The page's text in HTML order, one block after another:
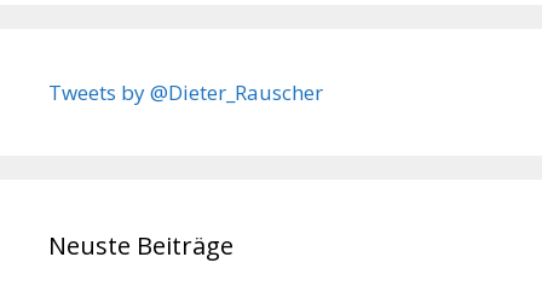
Tweets by @Dieter_Rauscher
Neuste Beiträge